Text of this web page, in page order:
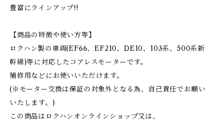
豊富にラインアップ!!
【商品の特徴や使い方等】
ロクハン製の車両(EF66、EF210、DE10、103系、500系新
幹線)等に対応したコアレスモーターです。
補修用などにお使いいただけます。
(※モーター交換は保証の対象外となる為、自己責任でお願い
いたします。)
この商品はロクハンオンラインショップ又は、